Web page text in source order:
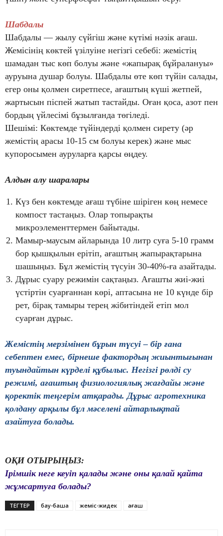
Шабдалы
Шабдалы — жылу сүйгіш және күтімі нәзік ағаш.
Жемісінің көктей үзілуіне негізгі себебі: жемістің
шамадан тыс көп болуы және «жапырақ бұйралануы»
ауруына душар болуы. Шабдалы өте көп түйін салады,
егер оны қолмен сиретпесе, ағаштың күші жетпей,
жартысын піспей жатып тастайды. Оған қоса, азот пен
бордың үйлесімі бұзылғанда төгіледі.
Шешімі: Көктемде түйіндерді қолмен сирету (әр
жемістің арасы 10-15 см болуы керек) және мыс
купоросымен ауруларға қарсы өңдеу.
Алдын алу шаралары
Күз бен көктемде ағаш түбіне шіріген көң немесе
компост тастаңыз. Олар топырақты
микроэлементтермен байытады.
Мамыр-маусым айларында 10 литр суға 5-10 грамм
бор қышқылын ерітіп, ағаштың жапырақтарына
шашыңыз. Бұл жемістің түсуін 30-40%-ға азайтады.
Дұрыс суару режимін сақтаңыз. Ағашты жиі-жиі
үстіртін суарғаннан көрі, аптасына не 10 күнде бір
рет, бірақ тамыры терең жібитіндей етіп мол
суарған дұрыс.
Жемістің мерзімінен бұрын түсуі – бір ғана
себептен емес, бірнеше фактордың жиынтығынан
туындайтын күрделі құбылыс. Негізгі рөлді су
режимі, ағаштың физиологиялық жағдайы және
қоректік теңгерім атқарады. Дұрыс агротехника
қолдану арқылы бұл мәселені айтарлықтай
азайтуға болады.
ОҚИ ОТЫРЫҢЫЗ:
Ірімшік неге кеуіп қалады және оны қалай қайта
жұмсартуға болады?
ТЕГТЕР бау-бақша жеміс-жидек ағаш